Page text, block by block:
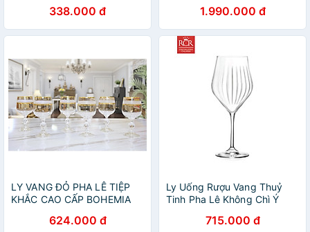
Opera 230 ml - Opera Wine
Glass 230 ml
338.000 đ
hàng chính hãng
1.990.000 đ
LY VANG ĐỎ PHA LÊ TIỆP
KHẮC CAO CẤP BOHEMIA
HÀNG CHÍNH HÃNG
624.000 đ
Ly Uống Rượu Vang Thuỷ
Tinh Pha Lê Không Chì Ý
Timeless Wine Glass 550 ml
715.000 đ